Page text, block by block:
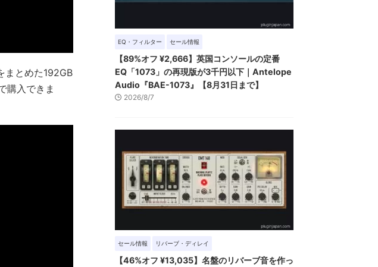
まとめた192GB
購入できま
EQ・フィルター セール情報
【89%オフ ¥2,666】英国コンソールの定番
EQ「1073」の再現版が3千円以下｜Antelope
Audio『BAE-1073』【8月31日まで】
2026/8/7
セール情報 リバーブ・ディレイ
【46%オフ ¥13,035】名盤のリバーブ音を作っ